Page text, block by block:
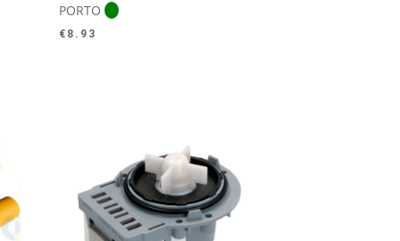
PORTO
€ 8.93